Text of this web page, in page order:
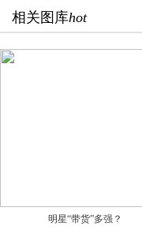
相关图库hot
明星“带货”多强？